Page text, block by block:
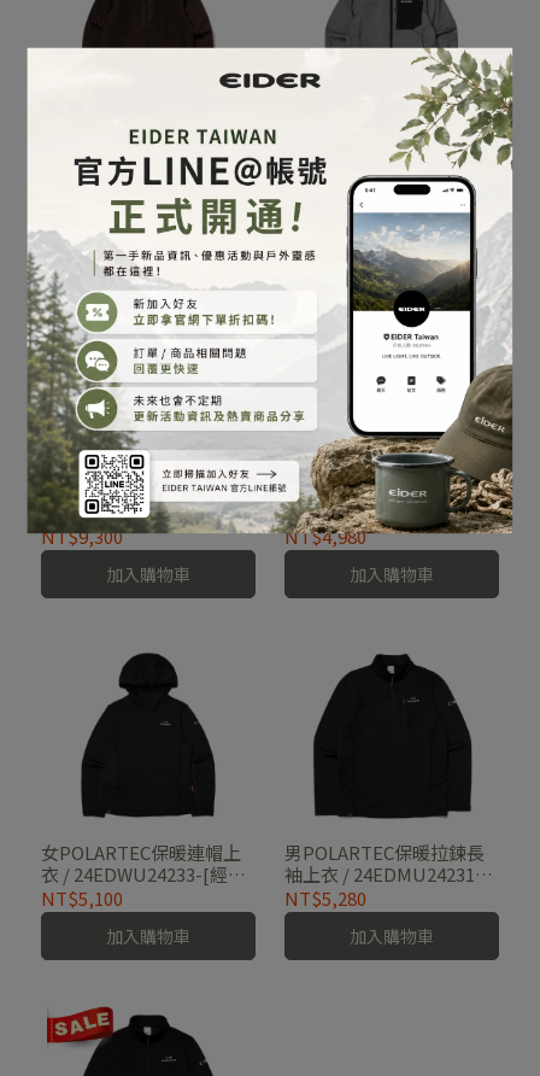
中性3in1防水刷毛保暖外
套 / 24EDUU24160-[灰、
棕、黑]
NT$12,000
加入購物車
男POLARTEC保暖連帽外
套 / 24EDMU24131-[銘
黃、鐵灰]
NT$9,300
加入購物車
女POLARTEC保暖連帽外
套 / 24EDWU24131-[銘
黃]
NT$9,300
加入購物車
男POLARTEC保暖長袖上
衣 / 24EDMU24232-[石頭
灰、經典黑]
NT$4,980
加入購物車
女POLARTEC保暖連帽上
衣 / 24EDWU24233-[經典
黑]
NT$5,100
加入購物車
男POLARTEC保暖拉鍊長
袖上衣 / 24EDMU24231-
[經典黑]
NT$5,280
加入購物車